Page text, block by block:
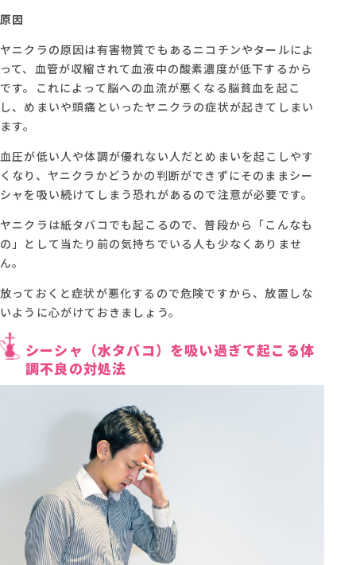
原因
ヤニクラの原因は有害物質でもあるニコチンやタールによ
って、血管が収縮されて血液中の酸素濃度が低下するから
です。これによって脳への血流が悪くなる脳貧血を起こ
し、めまいや頭痛といったヤニクラの症状が起きてしまい
ます。
血圧が低い人や体調が優れない人だとめまいを起こしやす
くなり、ヤニクラかどうかの判断ができずにそのままシー
シャを吸い続けてしまう恐れがあるので注意が必要です。
ヤニクラは紙タバコでも起こるので、普段から「こんなも
の」として当たり前の気持ちでいる人も少なくありませ
ん。
放っておくと症状が悪化するので危険ですから、放置しな
いように心がけておきましょう。
シーシャ（水タバコ）を吸い過ぎて起こる体
調不良の対処法